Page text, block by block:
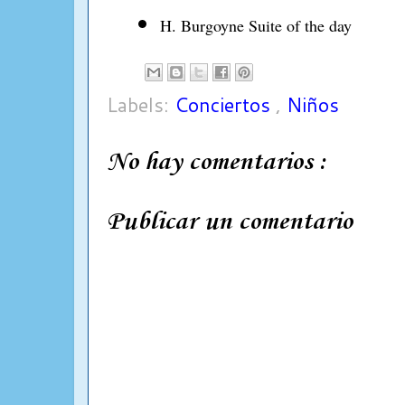
H. Burgoyne Suite of the day
Labels: Conciertos , Niños
No hay comentarios :
Publicar un comentario